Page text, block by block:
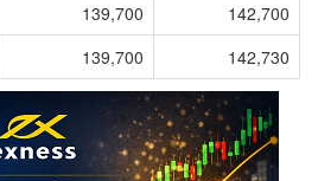
139,700
142,700
139,700 142,730